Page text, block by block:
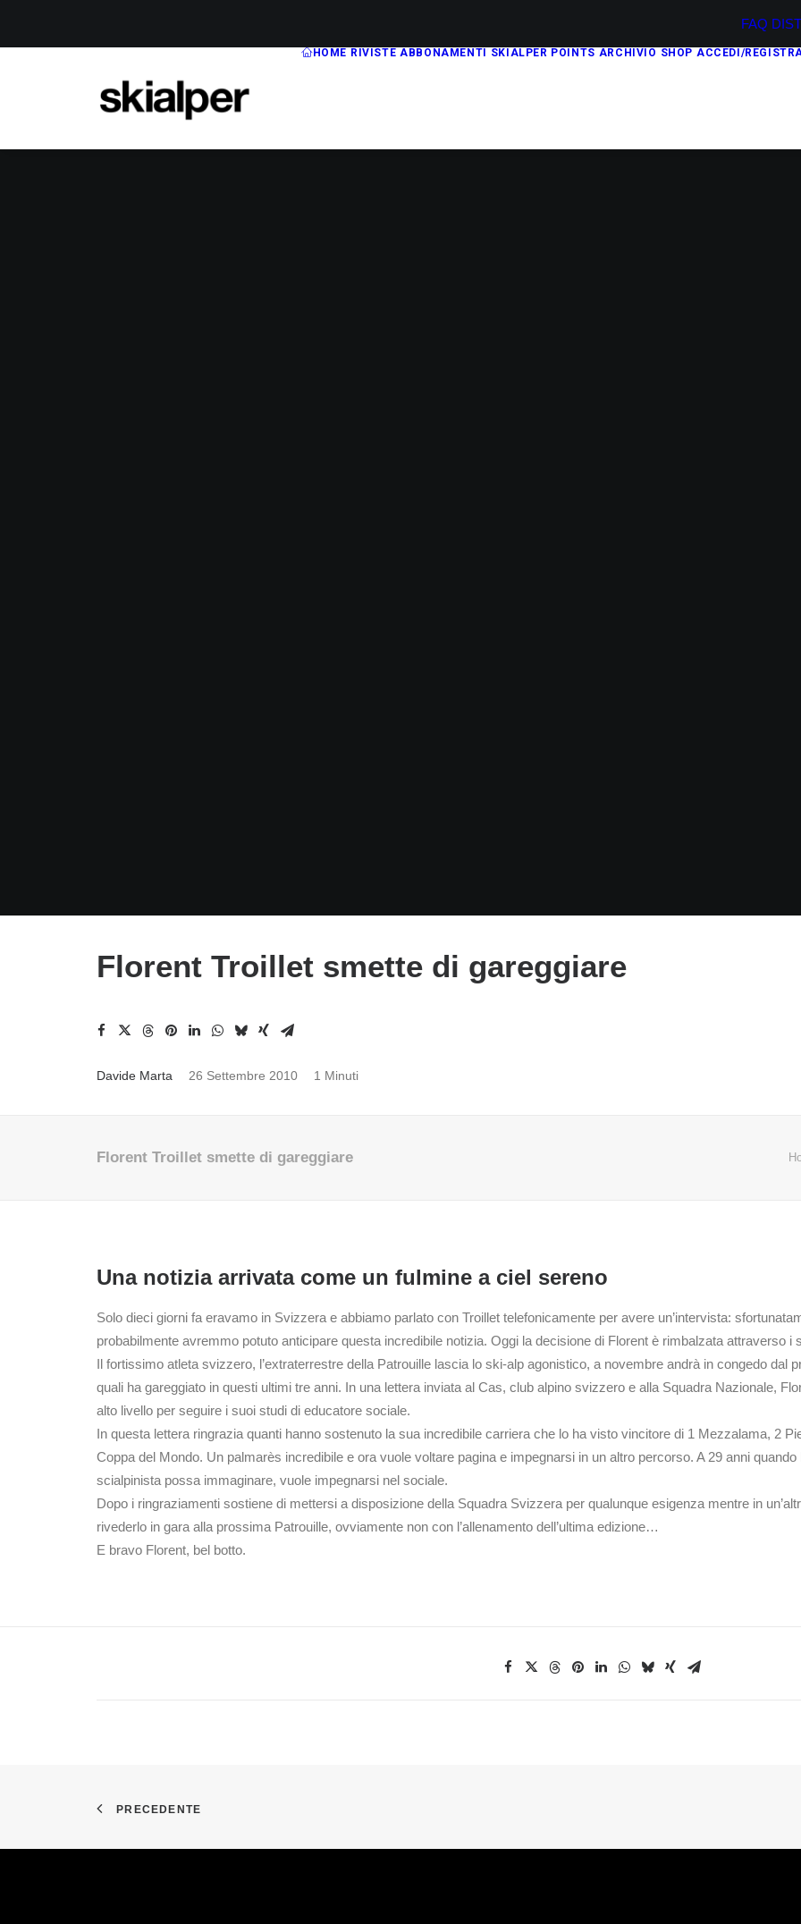
FAQ
HOME RIVISTE ABBONAMENTI SKIALPER POINTS ARCHIVIO SHOP ACCEDI/
Florent Troillet smette di gareggiare
Davide Marta 26 Settembre 2010 1 Minuti
Florent Troillet smette di gareggiare
Una notizia arrivata come un fulmine a ciel sereno
Solo dieci giorni fa eravamo in Svizzera e abbiamo parlato con Troillet telefonicamente per avere un’intervista:
probabilmente avremmo potuto anticipare questa incredibile notizia. Oggi la decisione di Florent è rimbalzata attraverso i
Il fortissimo atleta svizzero, l’extraterrestre della Patrouille lascia lo ski-alp agonistico, a novembre andrà in congedo dal
quali ha gareggiato in questi ultimi tre anni. In una lettera inviata al Cas, club alpino svizzero e alla Squadra Nazionale,
alto livello per seguire i suoi studi di educatore sociale.
In questa lettera ringrazia quanti hanno sostenuto la sua incredibile carriera che lo ha visto vincitore di 1 Mezzalama, 2
Coppa del Mondo. Un palmarès incredibile e ora vuole voltare pagina e impegnarsi in un altro percorso. A 29 anni
scialpinista possa immaginare, vuole impegnarsi nel sociale.
Dopo i ringraziamenti sostiene di mettersi a disposizione della Squadra Svizzera per qualunque esigenza mentre in
rivederlo in gara alla prossima Patrouille, ovviamente non con l’allenamento dell’ultima edizione…
E bravo Florent, bel botto.
PRECEDENTE